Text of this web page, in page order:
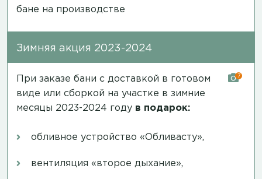
бане на производстве
Зимняя акция 2023-2024
При заказе бани с доставкой в готовом
виде или сборкой на участке в зимние
месяцы 2023-2024 году в подарок:
обливное устройство «Обливасту»,
вентиляция «второе дыхание»,
7